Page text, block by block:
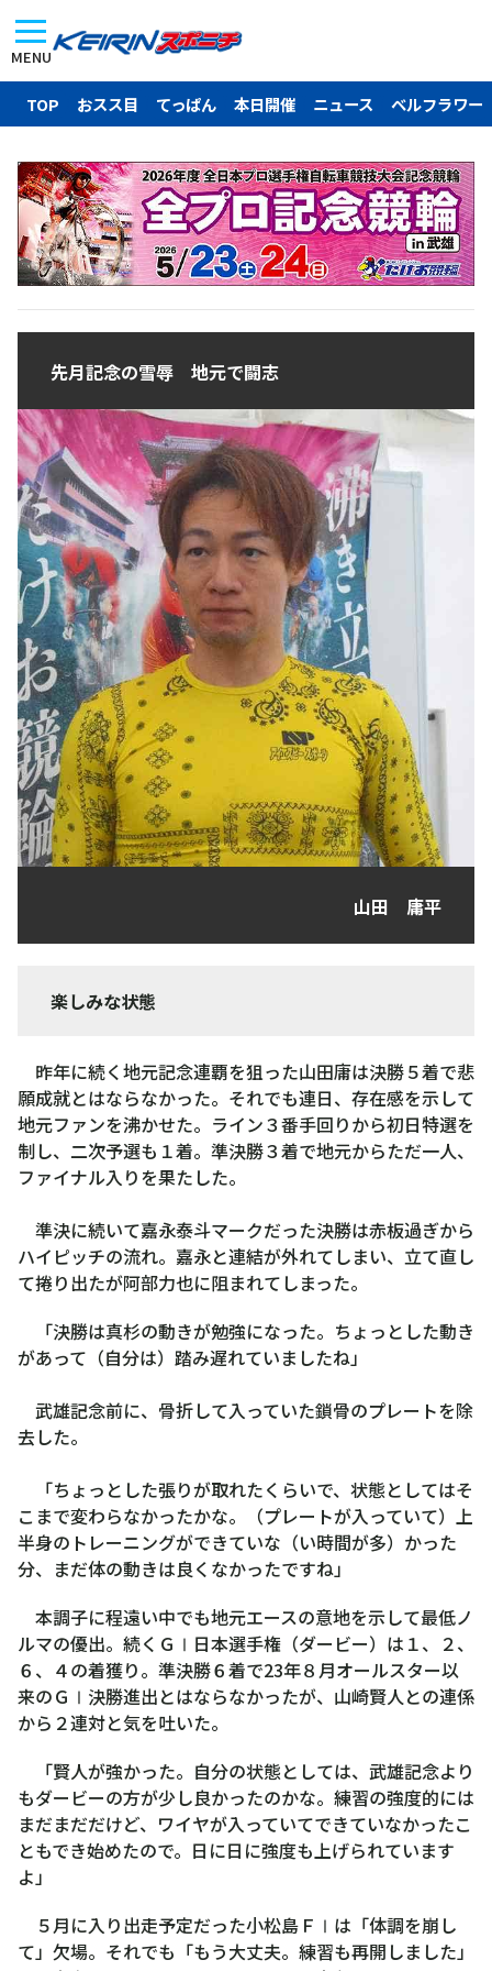
MENU
TOP おスス目 てっぱん 本日開催 ニュース ベルフラワー
先月記念の雪辱 地元で闘志
山田 庸平
楽しみな状態
昨年に続く地元記念連覇を狙った山田庸は決勝５着で悲
願成就とはならなかった。それでも連日、存在感を示して
地元ファンを沸かせた。ライン３番手回りから初日特選を
制し、二次予選も１着。準決勝３着で地元からただ一人、
ファイナル入りを果たした。
準決に続いて嘉永泰斗マークだった決勝は赤板過ぎから
ハイピッチの流れ。嘉永と連結が外れてしまい、立て直し
て捲り出たが阿部力也に阻まれてしまった。
「決勝は真杉の動きが勉強になった。ちょっとした動き
があって（自分は）踏み遅れていましたね」
武雄記念前に、骨折して入っていた鎖骨のプレートを除
去した。
「ちょっとした張りが取れたくらいで、状態としてはそ
こまで変わらなかったかな。（プレートが入っていて）上
半身のトレーニングができていな（い時間が多）かった
分、まだ体の動きは良くなかったですね」
本調子に程遠い中でも地元エースの意地を示して最低ノ
ルマの優出。続くＧⅠ日本選手権（ダービー）は１、２、
６、４の着獲り。準決勝６着で23年８月オールスター以
来のＧⅠ決勝進出とはならなかったが、山崎賢人との連係
から２連対と気を吐いた。
「賢人が強かった。自分の状態としては、武雄記念より
もダービーの方が少し良かったのかな。練習の強度的には
まだまだだけど、ワイヤが入っていてできていなかったこ
ともでき始めたので。日に日に強度も上げられています
よ」
５月に入り出走予定だった小松島ＦⅠは「体調を崩し
て」欠場。それでも「もう大丈夫。練習も再開しました」